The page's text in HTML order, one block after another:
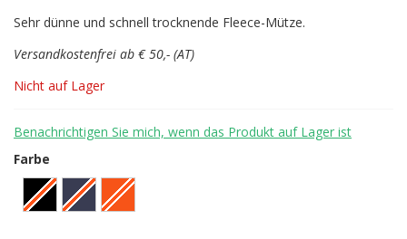
Sehr dünne und schnell trocknende Fleece-Mütze.
Versandkostenfrei ab € 50,- (AT)
Nicht auf Lager
Benachrichtigen Sie mich, wenn das Produkt auf Lager ist
Farbe